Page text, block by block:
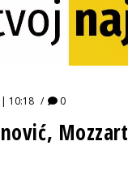
10:18 0
Mozzart